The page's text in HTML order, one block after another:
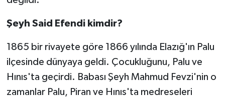
Şeyh Said Efendi kimdir?
1865 bir rivayete göre 1866 yılında Elazığ'ın Palu
ilçesinde dünyaya geldi. Çocukluğunu, Palu ve
Hınıs'ta geçirdi. Babası Şeyh Mahmud Fevzi'nin o
zamanlar Palu, Piran ve Hınıs'ta medreseleri